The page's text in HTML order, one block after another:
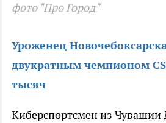
фото "Про Город"
Уроженец
двукратным чемпионом
тысяч
Киберспортсмен из